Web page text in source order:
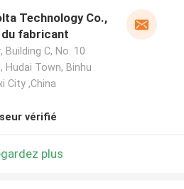
Technology Co.,
fabricant
Building C, No. 10
Hudai Town, Binhu
City ,China
vérifié
plus